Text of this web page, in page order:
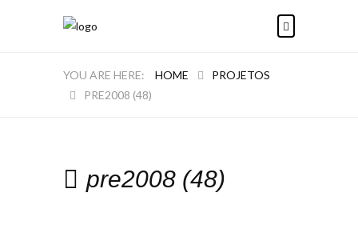
HOME
PROJETOS
PRE2008 (48)
pre2008 (48)